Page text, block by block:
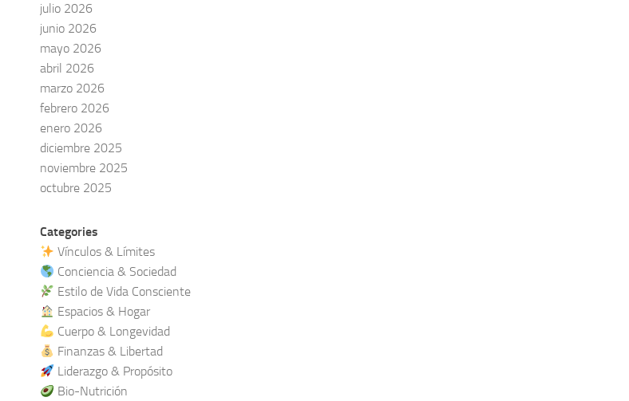
julio 2026
junio 2026
mayo 2026
abril 2026
marzo 2026
febrero 2026
enero 2026
diciembre 2025
noviembre 2025
octubre 2025
Categories
Vínculos & Límites
Conciencia & Sociedad
Estilo de Vida Consciente
Espacios & Hogar
Cuerpo & Longevidad
Finanzas & Libertad
Liderazgo & Propósito
Bio-Nutrición